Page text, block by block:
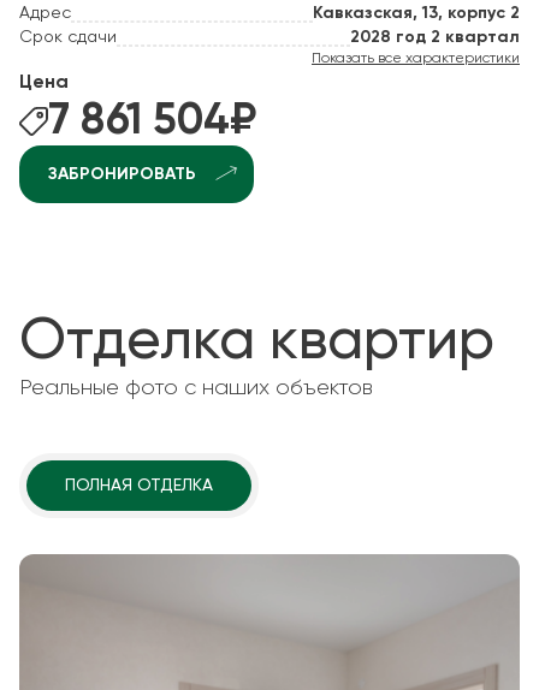
Адрес
Кавказская, 13, корпус 2
Срок сдачи
2028 год 2 квартал
Показать все характеристики
Цена
7 861 504₽
ЗАБРОНИРОВАТЬ
Отделка квартир
Реальные фото с наших объектов
ПОЛНАЯ ОТДЕЛКА